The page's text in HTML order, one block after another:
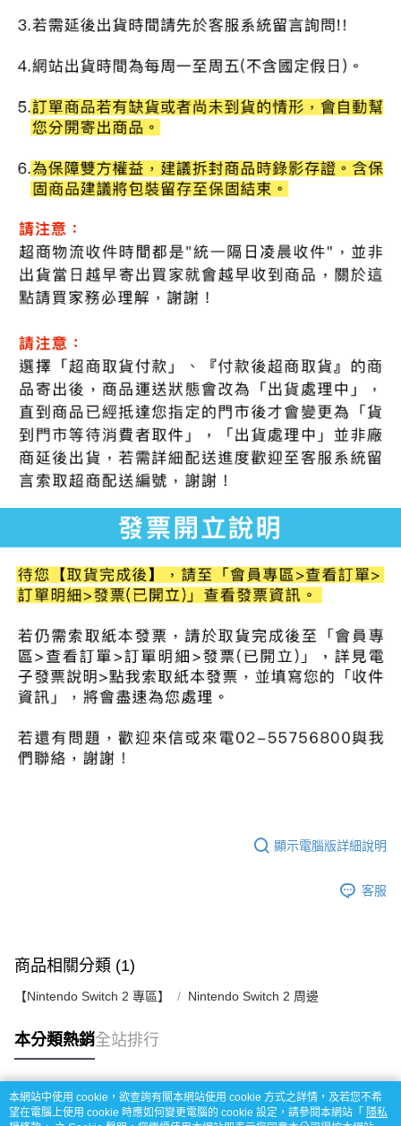
顯示電腦版詳細說明
客服
商品相關分類 (1)
【Nintendo Switch 2 專區】 Nintendo Switch 2 周邊
本分類熱銷全站排行
熱門標籤
本網站中使用 cookie，欲查詢有關本網站使用 cookie 方式之詳情，及若您不希
望在電腦上使用 cookie 時應如何變更電腦的 cookie 設定，請參閱本網站「 隱私